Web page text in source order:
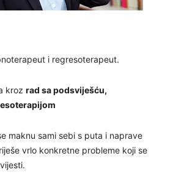
i regresoterapeut.
kroz rad sa podsviješću,
maknu sami sebi s puta i naprave
vrlo konkretne probleme koji se